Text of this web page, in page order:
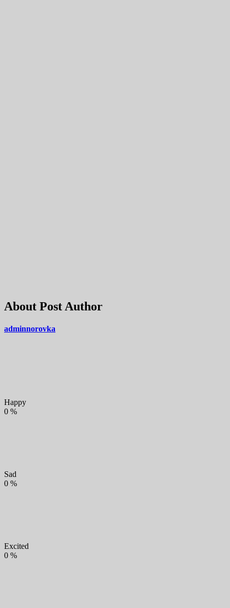
About Post Author
adminnorovka
Happy
0 %
Sad
0 %
Excited
0 %